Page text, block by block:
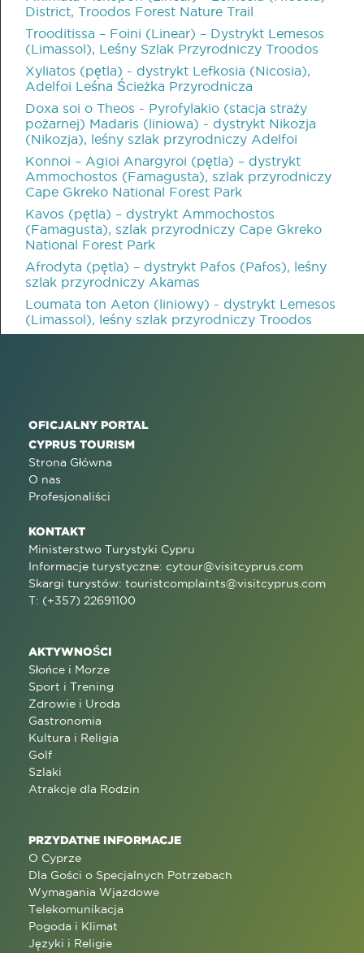
District, Troodos Forest Nature Trail
Trooditissa – Foini (Linear) – Dystrykt Lemesos
(Limassol), Leśny Szlak Przyrodniczy Troodos
Xyliatos (pętla) - dystrykt Lefkosia (Nicosia),
Adelfoi Leśna Ścieżka Przyrodnicza
Doxa soi o Theos - Pyrofylakio (stacja straży
pożarnej) Madaris (liniowa) - dystrykt Nikozja
(Nikozja), leśny szlak przyrodniczy Adelfoi
Konnoi – Agioi Anargyroi (pętla) – dystrykt
Ammochostos (Famagusta), szlak przyrodniczy
Cape Gkreko National Forest Park
Kavos (pętla) – dystrykt Ammochostos
(Famagusta), szlak przyrodniczy Cape Gkreko
National Forest Park
Afrodyta (pętla) – dystrykt Pafos (Pafos), leśny
szlak przyrodniczy Akamas
Loumata ton Aeton (liniowy) - dystrykt Lemesos
(Limassol), leśny szlak przyrodniczy Troodos
OFICJALNY PORTAL
CYPRUS TOURISM
Strona Główna
O nas
Profesjonaliści
KONTAKT
Ministerstwo Turystyki Cypru
Informacje turystyczne: cytour@visitcyprus.com
Skargi turystów: touristcomplaints@visitcyprus.com
T: (+357) 22691100
AKTYWNOŚCI
Słońce i Morze
Sport i Trening
Zdrowie i Uroda
Gastronomia
Kultura i Religia
Golf
Szlaki
Atrakcje dla Rodzin
PRZYDATNE INFORMACJE
O Cyprze
Dla Gości o Specjalnych Potrzebach
Wymagania Wjazdowe
Telekomunikacja
Pogoda i Klimat
Języki i Religie